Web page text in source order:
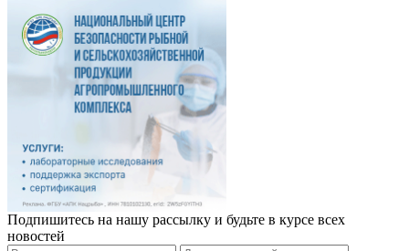
Подпишитесь на нашу рассылку и будьте в курсе всех
новостей